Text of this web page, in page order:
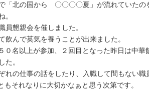
「北の国から 〇〇〇〇夏」が流れていた
。
懇親会を催しました。
んで英気を養うことが出来ました。
名以上が参加、２回目となった昨日は中
た。
れの仕事の話をしたり、入職して間もない
それなりに大切かなぁと思う次第です。